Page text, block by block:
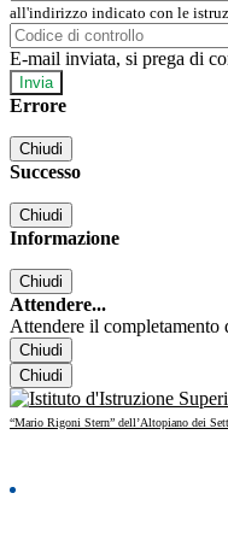
all'indirizzo indicato con le
E-mail inviata, si prega di
Errore
Chiudi
Successo
Chiudi
Informazione
Chiudi
Attendere...
Attendere il completamento
Chiudi
Chiudi
“Mario Rigoni Stern” dell’Altopiano dei